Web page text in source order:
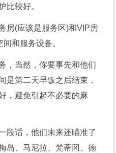
比较好。
房(应该是服务区)和VIP房
和服务设备。
，当然，你要事先和他们
是第二天早饭之后结束，
，避免引起不必要的麻
段话，他们未来还瞄准了
岛、马尼拉、梵蒂冈、德